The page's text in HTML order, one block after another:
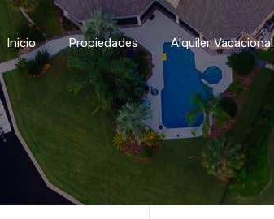
Inicio
Inicio
Propiedades Alquiler Vacacional